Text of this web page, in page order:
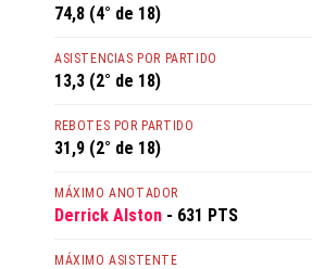
74,8 (4° de 18)
ASISTENCIAS POR PARTIDO
13,3 (2° de 18)
REBOTES POR PARTIDO
31,9 (2° de 18)
MÁXIMO ANOTADOR
Derrick Alston - 631 PTS
MÁXIMO ASISTENTE